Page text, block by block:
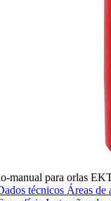
manual para orlas
técnicos Áreas de